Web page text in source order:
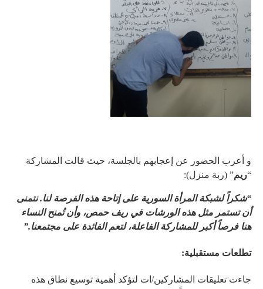
و أعرب الحضور عن إعجابهم بالجلسة، حيث قالت المشاركة
“ريم” (ربة منزل):
“شكراً لشبكة المرأة السورية على إتاحة هذه الفرصة لنا. نتمنى
أن تستمر مثل هذه الورشات في ريف حمص، وأن تُمنح النساء
هنا فرصاً أكبر للمشاركة الفاعلة، لتعم الفائدة على مجتمعنا.”
تطلعات مستقبلية:
جاءت تعليقات المشاركين/ات لتؤكد أهمية توسيع نطاق هذه